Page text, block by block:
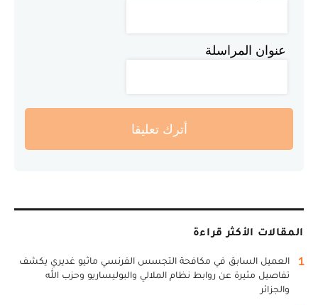
عنوان المراسلة
أترك تعليقا
المقالات الأكثر قراءة
1
العميل السابق في مكافحة التجسس الفرنسي ماثيو غديري يكشف
تفاصيل مثيرة عن روابط نظام الملالي والبوليساريو وحزب الله
والجزائر